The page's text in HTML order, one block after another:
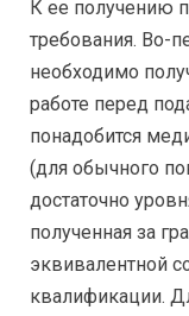
К ее получению
требования. Во-
необходимо
работе перед
понадобится
(для обычного
достаточно
полученная за
эквивалентной
квалификации.